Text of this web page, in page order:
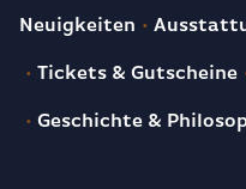
Neuigkeiten
Tickets & Gutscheine
Geschichte &